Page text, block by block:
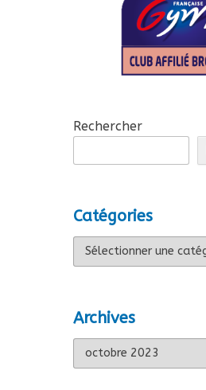
Rechercher
Catégories
Catégories
Archives
Archives